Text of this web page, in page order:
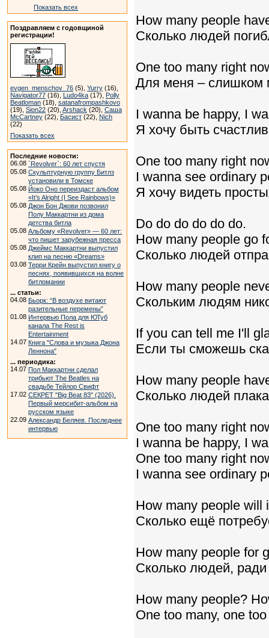
Показать всех
Поздравляем с годовщиной
регистрации!
evgen_menschov_76 (5), Yurry (16),
Navigator77 (16), Ludo4ka (17), Polly
Beatloman (18), satanafrompashkovo
(19), Sion22 (20), Arshack (20), Саша
McCartney (22), Басист (22), Nich
(22)
Показать всех
Последние новости:
06.08 `Revolver`: 60 лет спустя
05.08 Скульптурную группу Битлз
установили в Томске
05.08 Йоко Оно переиздаст альбом
«It’s Alright (I See Rainbows)»
05.08 Джон Бон Джови позвонил
Полу Маккартни из дома
детства битла
05.08 Альбому «Revolver» — 60 лет:
что пишет зарубежная пресса
05.08 Джеймс Маккартни выпустил
клип на песню «Dreams»
03.08 Терри Крейн выпустил книгу о
песнях, появившихся на волне
битломании
... статьи:
04.08 Бьорк: “В воздухе витают
разительные перемены”
01.08 Интервью Пола для ЮТуб
канала The Rest is
Entertainment
14.07 Книга "Слова и музыка Джона
Леннона"
... периодика:
14.07 Пол Маккартни сделал
трибьют The Beatles на
свадьбе Тейлор Свифт
17.02 СЕКРЕТ "Big Beat 83" (2026).
Первый мерсибит-альбом на
русском языке
22.09 Александр Беляев. Последнее
интервью
How many people
Сколько людей
One too many right
Для меня – слишком
I wanna be happy, I
Я хочу быть
One too many right
I wanna see ordinary
Я хочу видеть
Do do do do do do.
How many people go
Сколько людей
How many people
Скольким людям
If you can tell me I'll
Если ты сможешь
How many people
Сколько людей
One too many right
I wanna be happy, I
One too many right
I wanna see ordinary
How many people will
Сколько ещё
How many people for
Сколько людей, ради
How many people?
One too many, one